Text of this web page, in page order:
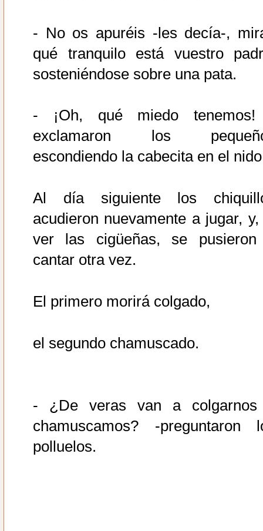
- No os apuréis -les decía-,
qué tranquilo está vuestro
sosteniéndose sobre una pata.
- ¡Oh, qué miedo
exclamaron los
escondiendo la cabecita en el
Al día siguiente los
acudieron nuevamente a jugar, y,
ver las cigüeñas, se
cantar otra vez.
El primero morirá colgado,
el segundo chamuscado.
- ¿De veras van a
chamuscamos? -preguntaron
polluelos.